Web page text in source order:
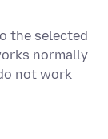
the selected
normally
not work